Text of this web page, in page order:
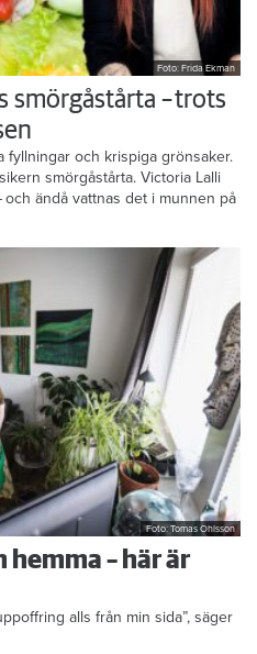
Foto: Frida Ekman
smörgåstårta – trots
fyllningar och krispiga grönsaker.
smörgåstårta. Victoria Lalli
ändå vattnas det i munnen på
Foto: Tomas Ohlsson
hemma – här är
alls från min sida”, säger